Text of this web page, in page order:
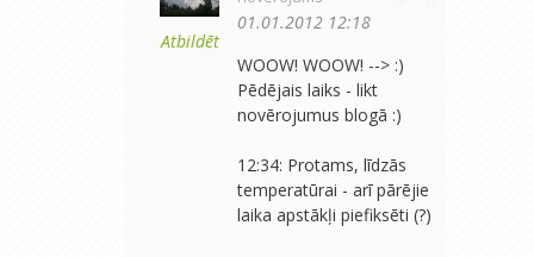
Atbildēt
01.01.2012 12:18
WOOW! WOOW! --> :)
Pēdējais laiks - likt
novērojumus blogā :)
12:34: Protams, līdzās
temperatūrai - arī pārējie
laika apstākļi piefiksēti (?)